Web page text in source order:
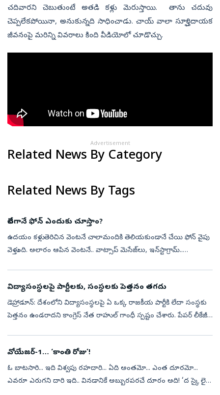
చదివారని చెబుతుంటే అతడి కళ్లు మెరుస్తాయి. తాను చదువు
చెప్పలేకపోయినా, అనుకున్నది సాధించాడు. చాయ్ వాలా స్ఫూర్తిదాయక
జీవనంపై మరిన్ని వివరాలు కింది వీడియోలో చూడొచ్చు.
Advertisement
Related News By Category
Related News By Tags
లేవగానే ఫోన్‌ ఎందుకు చూస్తాం?
ఉదయం కళ్లు తెరిచిన వెంటనే చాలామందికి తెలియకుండానే చేయి ఫోన్‌ వైపు
వెళ్తుంది. అలారం ఆపిన వెంటనే.. వాట్సాప్‌ మెసేజ్‌లు, ఇన్‌స్టాగ్రామ్‌..
విద్యాసంస్థలపై పార్టీలకు, సంస్థలకు పెత్తనం తగదు
డెహ్రాడూన్‌: దేశంలోని విద్యాసంస్థలపై ఏ ఒక్క రాజకీయ పార్టీకి లేదా సంస్థకు
పెత్తనం ఉండరాదని కాంగ్రెస్‌ నేత రాహుల్‌ గాంధీ స్పష్టం చేశారు. పేపర్‌ లీకేజీ
వోయేజర్-1… ‘కాంతి రోజు’!
ఓ బాటసారి... ఇది విశ్వపు రహదారి... ఏది అంతమో... ఎంత దూరమో...
ఎవరూ ఎరుగని దారి ఇది.. వినడానికే అబ్బురపరచే దూరం అది! ‘ద స్కై లైవ్’